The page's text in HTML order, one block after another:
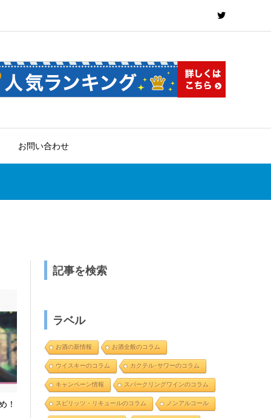
お問い合わせ
！
記事を検索
ラベル
お酒の新情報 お酒全般のコラム
ウイスキーのコラム カクテル･サワーのコラム
キャンペーン情報 スパークリングワインのコラム
スピリッツ・リキュールのコラム ノンアルコール